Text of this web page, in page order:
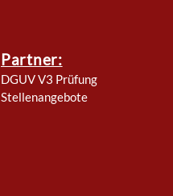
Partner:
DGUV V3 Prüfung
Stellenangebote